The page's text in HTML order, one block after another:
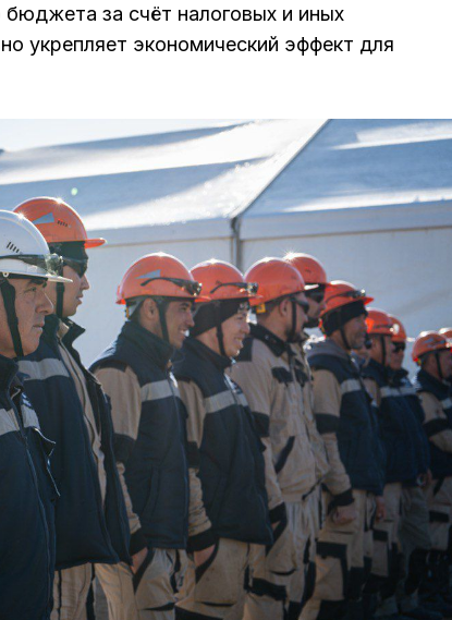
бюджета за счёт налоговых и иных
укрепляет экономический эффект для